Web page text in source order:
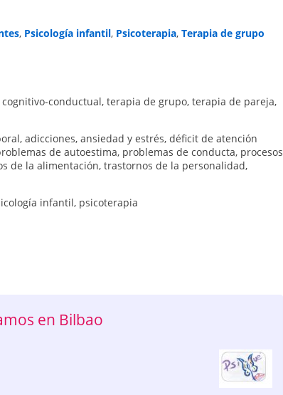
, Psicología infantil, Psicoterapia, Terapia de grupo
conductual, terapia de grupo, terapia de pareja,
, adicciones, ansiedad y estrés, déficit de atención
de autoestima, problemas de conducta, procesos
de la alimentación, trastornos de la personalidad,
infantil, psicoterapia
en Bilbao